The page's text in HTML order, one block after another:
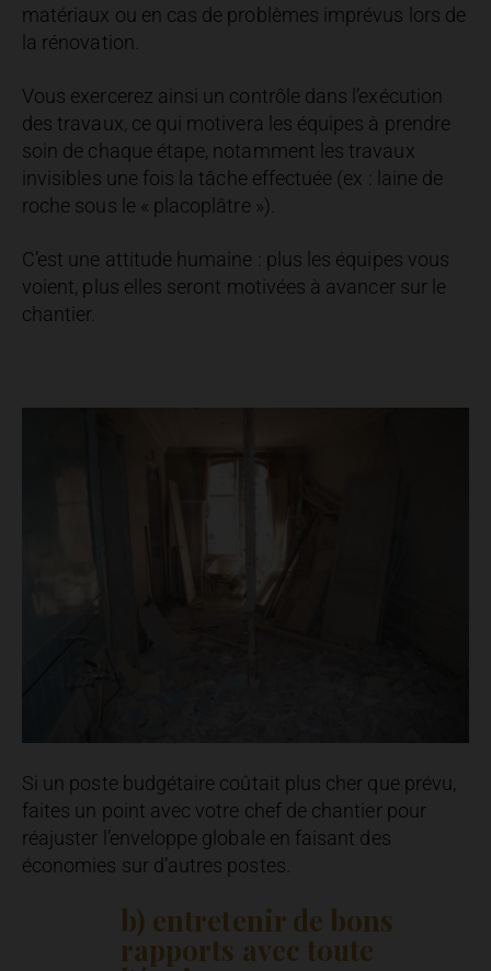
matériaux ou en cas de problèmes imprévus lors de
la rénovation.
Vous exercerez ainsi un contrôle dans l’exécution
des travaux, ce qui motivera les équipes à prendre
soin de chaque étape, notamment les travaux
invisibles une fois la tâche effectuée (ex : laine de
roche sous le « placoplâtre »).
C’est une attitude humaine : plus les équipes vous
voient, plus elles seront motivées à avancer sur le
chantier.
Si un poste budgétaire coûtait plus cher que prévu,
faites un point avec votre chef de chantier pour
réajuster l’enveloppe globale en faisant des
économies sur d’autres postes.
b) entretenir de bons
rapports avec toute